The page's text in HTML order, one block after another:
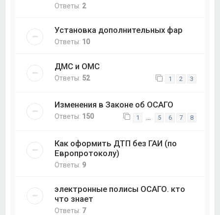
Ответы: 2
Установка дополнительных фар
Ответы: 10
ДМС и ОМС
Ответы: 52 1 2 3
Изменения в Законе об ОСАГО
Ответы: 150 1 5 6 7 8
Как оформить ДТП без ГАИ (по
Европротоколу)
Ответы: 9
электронные полисы ОСАГО. кто
что знает
Ответы: 7